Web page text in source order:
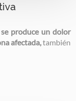
produce un dolor
afectada,también